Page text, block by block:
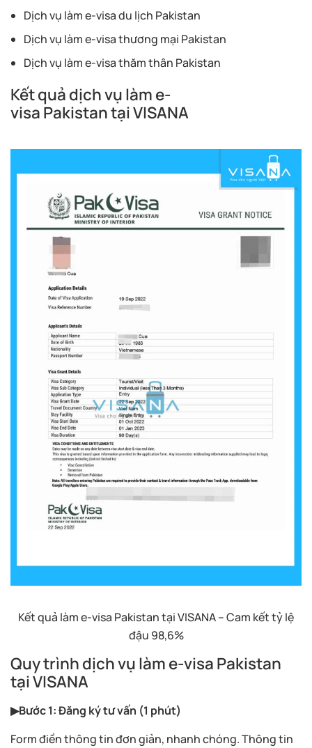
Dịch vụ làm e-visa du lịch Pakistan
Dịch vụ làm e-visa thương mại Pakistan
Dịch vụ làm e-visa thăm thân Pakistan
Kết quả dịch vụ làm e-
visa Pakistan tại VISANA
Kết quả làm e-visa Pakistan tại VISANA – Cam kết tỷ lệ
đậu 98,6%
Quy trình dịch vụ làm e-visa Pakistan
tại VISANA
▶Bước 1: Đăng ký tư vấn (1 phút)
Form điền thông tin đơn giản, nhanh chóng. Thông tin